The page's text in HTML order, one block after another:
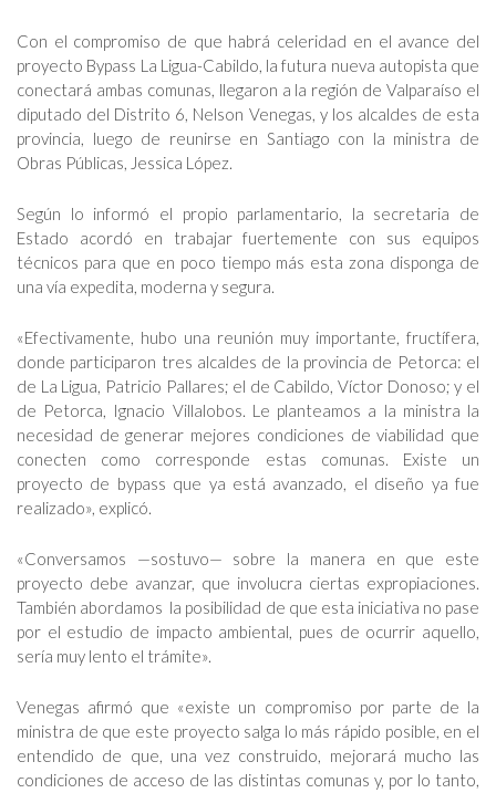
Con el compromiso de que habrá celeridad en el avance del
proyecto Bypass La Ligua-Cabildo, la futura nueva autopista que
conectará ambas comunas, llegaron a la región de Valparaíso el
diputado del Distrito 6, Nelson Venegas, y los alcaldes de esta
provincia, luego de reunirse en Santiago con la ministra de
Obras Públicas, Jessica López.
Según lo informó el propio parlamentario, la secretaria de
Estado acordó en trabajar fuertemente con sus equipos
técnicos para que en poco tiempo más esta zona disponga de
una vía expedita, moderna y segura.
«Efectivamente, hubo una reunión muy importante, fructífera,
donde participaron tres alcaldes de la provincia de Petorca: el
de La Ligua, Patricio Pallares; el de Cabildo, Víctor Donoso; y el
de Petorca, Ignacio Villalobos. Le planteamos a la ministra la
necesidad de generar mejores condiciones de viabilidad que
conecten como corresponde estas comunas. Existe un
proyecto de bypass que ya está avanzado, el diseño ya fue
realizado», explicó.
«Conversamos —sostuvo— sobre la manera en que este
proyecto debe avanzar, que involucra ciertas expropiaciones.
También abordamos la posibilidad de que esta iniciativa no pase
por el estudio de impacto ambiental, pues de ocurrir aquello,
sería muy lento el trámite».
Venegas afirmó que «existe un compromiso por parte de la
ministra de que este proyecto salga lo más rápido posible, en el
entendido de que, una vez construido, mejorará mucho las
condiciones de acceso de las distintas comunas y, por lo tanto,